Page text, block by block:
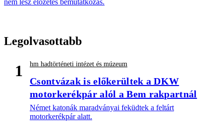
nem lesz előzetes bemutatkozás.
Legolvasottabb
1 hm hadtörténeti intézet és múzeum
Csontvázak is előkerültek a DKW
motorkerékpár alól a Bem rakpartnál
Német katonák maradványai feküdtek a feltárt
motorkerékpár alatt.